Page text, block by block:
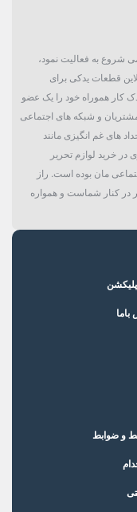
در سال 1393 بصورت رسمی شروع به فعالیت نمود،
قطعات یدکی برای
کار هموراه خود را یک عضو
مشتریان و شبکه های اجتماعی
های غم انگیزی مانند
در خرید لوازم تحریر
مان بوده است. راز
در کنار شماست و همواره
و ضوابط